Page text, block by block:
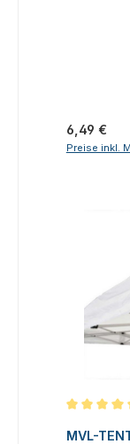
Regulärer
6,49 €
Preise inkl.